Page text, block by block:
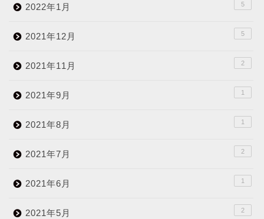
2022年1月 5
2021年12月 5
2021年11月 2
2021年9月 1
2021年8月 1
2021年7月 2
2021年6月 1
2021年5月 2